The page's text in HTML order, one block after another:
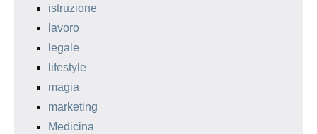
istruzione
lavoro
legale
lifestyle
magia
marketing
Medicina